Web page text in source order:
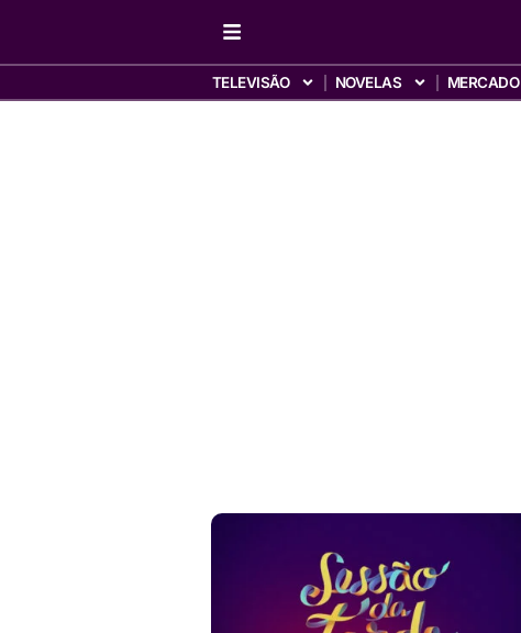
TELEVISÃO NOVELAS MERCADO